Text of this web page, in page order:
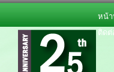
หน้
ติดต่